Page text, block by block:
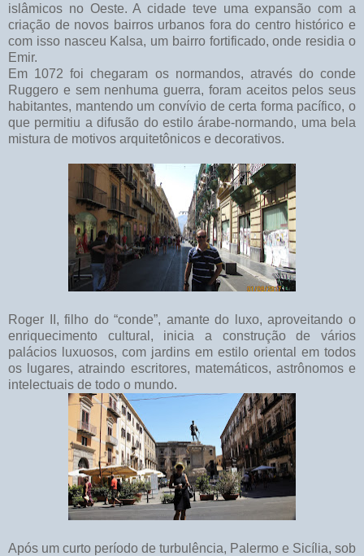
islâmicos no Oeste. A cidade teve uma expansão com a
criação de novos bairros urbanos fora do centro histórico e
com isso nasceu Kalsa, um bairro fortificado, onde residia o
Emir.
Em 1072 foi chegaram os normandos, através do conde
Ruggero e sem nenhuma guerra, foram aceitos pelos seus
habitantes, mantendo um convívio de certa forma pacífico, o
que permitiu a difusão do estilo árabe-normando, uma bela
mistura de motivos arquitetônicos e decorativos.
Roger II, filho do “conde”, amante do luxo, aproveitando o
enriquecimento cultural, inicia a construção de vários
palácios luxuosos, com jardins em estilo oriental em todos
os lugares, atraindo escritores, matemáticos, astrônomos e
intelectuais de todo o mundo.
Após um curto período de turbulência, Palermo e Sicília, sob